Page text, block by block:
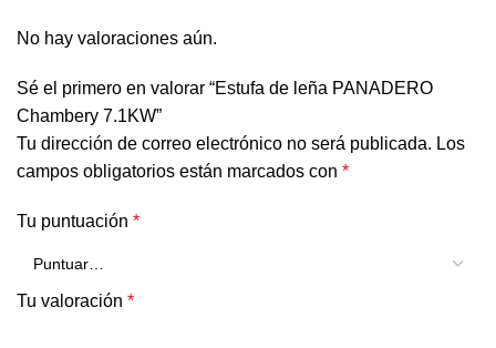
No hay valoraciones aún.
Sé el primero en valorar “Estufa de leña PANADERO
Chambery 7.1KW”
Tu dirección de correo electrónico no será publicada. Los
campos obligatorios están marcados con *
Tu puntuación *
Tu valoración *